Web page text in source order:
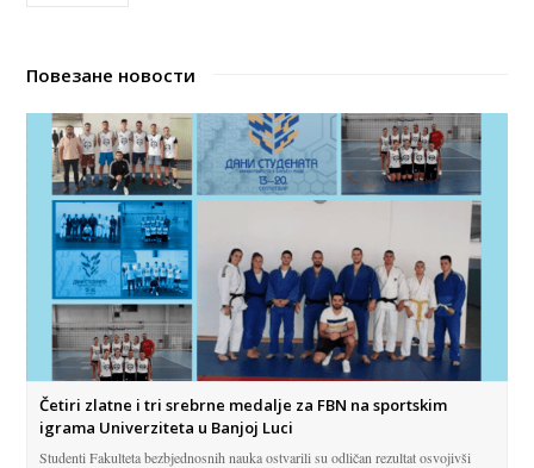
Повезане новости
Četiri zlatne i tri srebrne medalje za FBN na sportskim
igrama Univerziteta u Banjoj Luci
Studenti Fakulteta bezbjednosnih nauka ostvarili su odličan rezultat osvojivši